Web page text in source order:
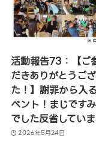
活動報告73：【ご
だきありがとうご
た！】謝罪から入
ベント！まじです
でした反省していま
2026年5月24日